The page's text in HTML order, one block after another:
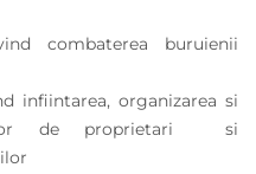
combaterea buruienii
infiintarea, organizarea si
de proprietari si